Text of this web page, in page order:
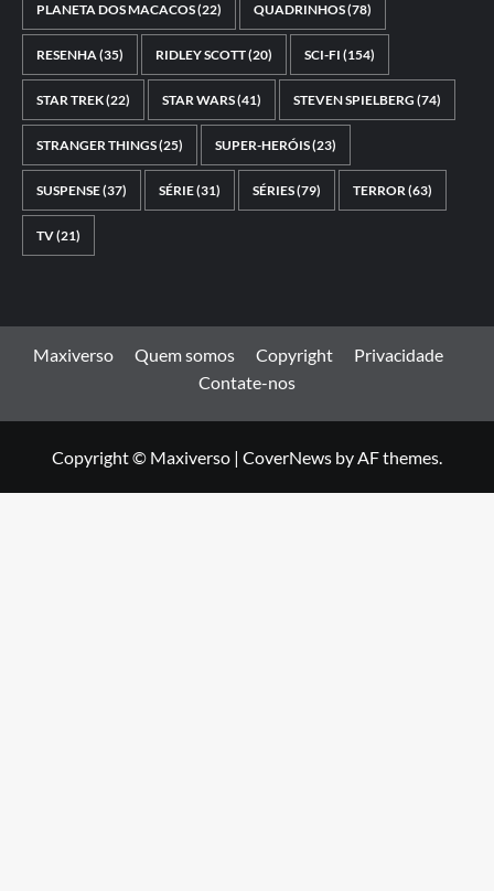
PLANETA DOS MACACOS(22) QUADRINHOS(78)
RESENHA(35) RIDLEY SCOTT(20) SCI-FI (154)
STAR TREK(22) STAR WARS(41) STEVEN SPIELBERG (74)
STRANGER THINGS(25) SUPER-HERÓIS(23)
SUSPENSE(37) SÉRIE(31) SÉRIES(79) TERROR(63)
TV(21)
Maxiverso Quem somos Copyright
Privacidade
Contate-nos
Copyright © Maxiverso | CoverNews by AF themes.